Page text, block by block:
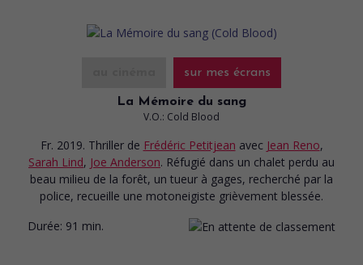
sur mes écrans
La Mémoire du sang
V.O.: Cold Blood
Fr. 2019. Thriller de Frédéric Petitjean avec Jean Reno,
Sarah Lind, Joe Anderson. Réfugié dans un chalet perdu au
beau milieu de la forêt, un tueur à gages, recherché par la
police, recueille une motoneigiste grièvement blessée.
Durée: 91 min.